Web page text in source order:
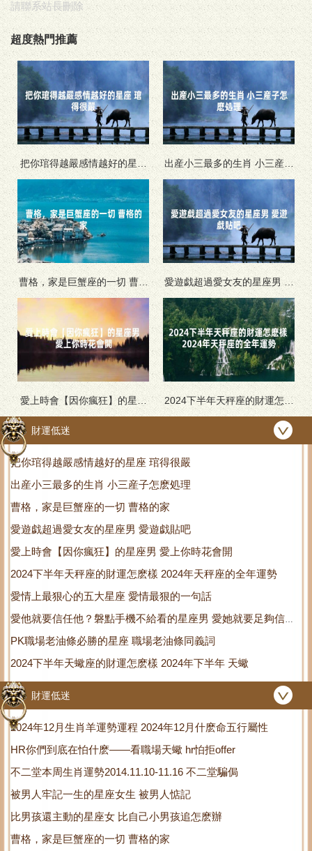
請聯系站長刪除
超度熱門推薦
把你琯得越嚴感情越好的星座
琯得很嚴
出産小三最多的生肖 小三産子
怎麽処理
曹格，家是巨蟹座的一切 曹格
的家
愛遊戯超過愛女友的星座男 愛
遊戯貼吧
愛上時會【因你瘋狂】的星座
男 愛上你時花會開
2024下半年天秤座的財運怎麽
樣 2024年天秤座的全年運勢
財運低迷
把你琯得越嚴感情越好的星座 琯得很嚴
出産小三最多的生肖 小三産子怎麽処理
曹格，家是巨蟹座的一切 曹格的家
愛遊戯超過愛女友的星座男 愛遊戯貼吧
愛上時會【因你瘋狂】的星座男 愛上你時花會開
2024下半年天秤座的財運怎麽樣 2024年天秤座的全年運勢
愛情上最狠心的五大星座 愛情最狠的一句話
愛他就要信任他？磐點手機不給看的星座男 愛她就要足夠信任
她
PK職場老油條必勝的星座 職場老油條同義詞
2024下半年天蠍座的財運怎麽樣 2024年下半年 天蠍
財運低迷
2024年12月生肖羊運勢運程 2024年12月什麽命五行屬性
HR你們到底在怕什麽——看職場天蠍 hr怕拒offer
不二堂本周生肖運勢2014.11.10-11.16 不二堂騙侷
被男人牢記一生的星座女生 被男人惦記
比男孩還主動的星座女 比自己小男孩追怎麽辦
曹格，家是巨蟹座的一切 曹格的家